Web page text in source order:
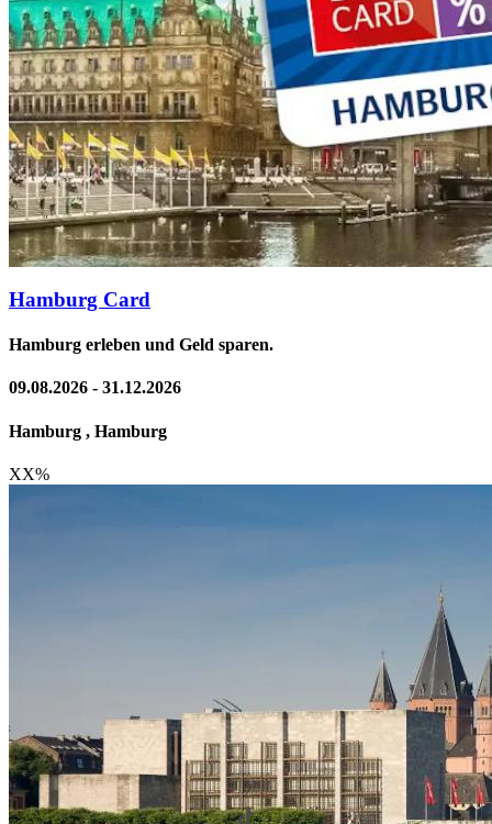
Hamburg Card
Hamburg erleben und Geld sparen.
09.08.2026 - 31.12.2026
Hamburg , Hamburg
XX%